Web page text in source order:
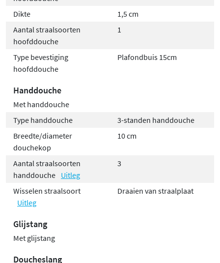
Dikte
1,5 cm
Aantal straalsoorten
hoofddouche
1
Type bevestiging
hoofddouche
Plafondbuis 15cm
Handdouche
Met handdouche
Type handdouche
3-standen handdouche
Breedte/diameter
douchekop
10 cm
Aantal straalsoorten
handdouche Uitleg
3
Wisselen straalsoort
Uitleg
Draaien van straalplaat
Glijstang
Met glijstang
Doucheslang